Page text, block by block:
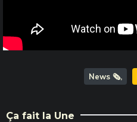
News 🗞️
Ça fait la Une